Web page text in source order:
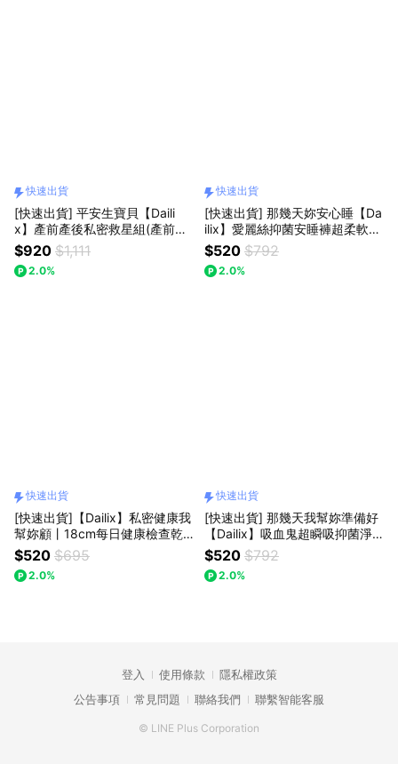
快速出貨
[快速出貨] 平安生寶貝【Daili
x】產前產後私密救星組(產前後
護墊/產後安睡褲/產後漂浮衛生
棉)(共13包/箱) 待產包必備 懷孕
生產禮物
$920 $1,111
2.0%
快速出貨
[快速出貨] 那幾天妳安心睡【Da
ilix】愛麗絲抑菌安睡褲超柔軟褲
型衛生棉 棉體48cm M-XL適用
(2片 x 8包)
$520 $792
2.0%
快速出貨
[快速出貨]【Dailix】私密健康我
幫妳顧丨18cm每日健康檢查乾
爽透氣抑菌護墊 一般款/涼感款
(30片 x 5包)
$520 $695
2.0%
快速出貨
[快速出貨] 那幾天我幫妳準備好
【Dailix】吸血鬼超瞬吸抑菌淨
味乾爽衛生棉(24.5cm/29cm/3
3.5cm/41cm) 8入組
$520 $792
2.0%
登入 使用條款
隱私權政策
公告事項
常見問題 聯絡我們 聯繫智能客服
© LINE Plus Corporation